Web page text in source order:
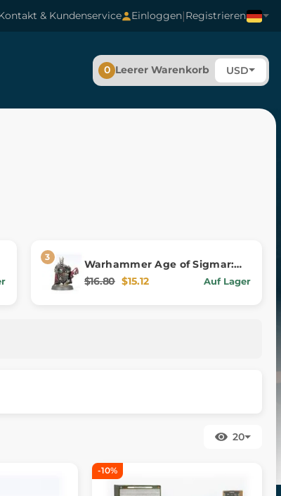
& Kundenservice Einloggen|Registrieren
0 Leerer Warenkorb USD
Warhammer Age of Sigmar:
Soulblight Gravelords: Wight
$16.80 $15.12 Auf Lager
20
-10%